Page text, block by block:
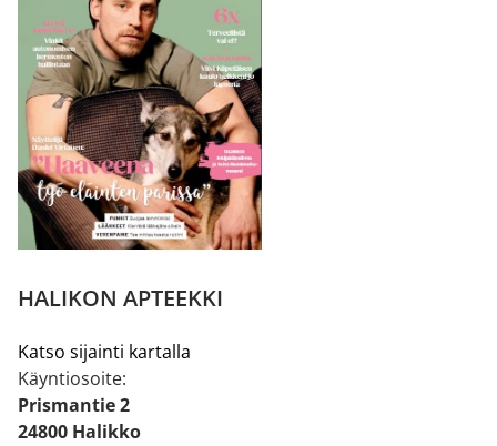
HALIKON APTEEKKI
Katso sijainti kartalla
Käyntiosoite:
Prismantie 2
24800 Halikko